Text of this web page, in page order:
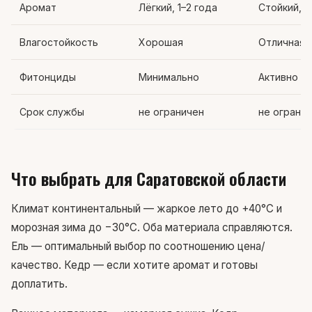
Аромат Лёгкий, 1–2 года Стойкий,
Влагостойкость Хорошая Отличная
Фитонциды Минимально Активно
Срок службы не ограничен не
Что выбрать для Саратовской области
Климат континентальный — жаркое лето до +40°C и
морозная зима до −30°C. Оба материала справляются.
Ель — оптимальный выбор по соотношению цена/
качество. Кедр — если хотите аромат и готовы
доплатить.